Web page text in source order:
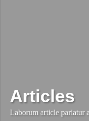
Articles
Laborum article pariatur